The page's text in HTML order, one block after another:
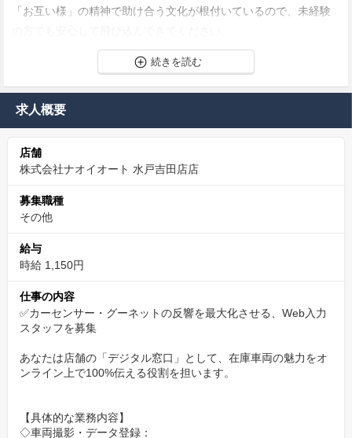
「お互い様」の精神で助け合う文化が根付いているので、未経験
✅「自分のセンスが売上に直結する」Web広報として
の介在価値
単なる入力作業に留まらない「発信の自由度」と、それが直接
中古車購入は、来店前に9割が決まる
営業担当が接客する前に、あなたの作ったWebページが「最初の
接客」を行っているのです。
く。このデジタル接客の最前線こそが、あなたの活躍の場です。
求人概要
店舗
株式会社ナオイオート 水戸吉田店店
募集職種
その他
給与
時給 1,150円
仕事の内容
✅カーセンサー・グーネットの反響を最大化させる、Web入力
スタッフを募集
あなたは店舗の「デジタル窓口」として、在庫車両の魅力をオ
ンライン上で100%伝える役割を担います。
【具体的な業務内容】
◇車両撮影・データ登録：